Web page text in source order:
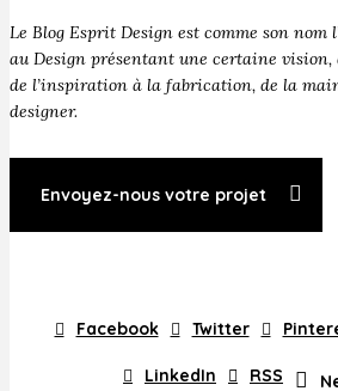
Le Blog Esprit Design est comme son nom
au Design présentant une certaine vision,
de l’inspiration à la fabrication, de la
designer.
Envoyez-nous votre projet
Facebook Twitter
LinkedIn RSS